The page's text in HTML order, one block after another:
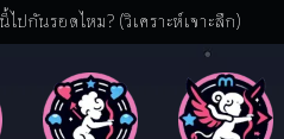
ปกันรอดไหม? (วิเคราะห์เจาะลึก)